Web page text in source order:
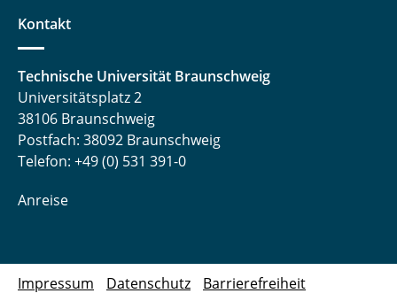
Kontakt
Technische Universität Braunschweig
Universitätsplatz 2
38106 Braunschweig
Postfach: 38092 Braunschweig
Telefon: +49 (0) 531 391-0
Anreise
Impressum Datenschutz Barrierefreiheit